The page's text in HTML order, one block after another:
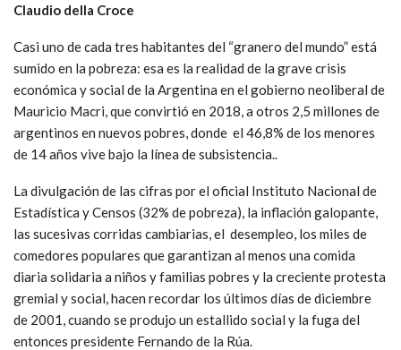
Claudio della Croce
Casi uno de cada tres habitantes del “granero del mundo” está
sumido en la pobreza: esa es la realidad de la grave crisis
económica y social de la Argentina en el gobierno neoliberal de
Mauricio Macri, que convirtió en 2018, a otros 2,5 millones de
argentinos en nuevos pobres, donde el 46,8% de los menores
de 14 años vive bajo la línea de subsistencia..
La divulgación de las cifras por el oficial Instituto Nacional de
Estadística y Censos (32% de pobreza), la inflación galopante,
las sucesivas corridas cambiarias, el desempleo, los miles de
comedores populares que garantizan al menos una comida
diaria solidaria a niños y familias pobres y la creciente protesta
gremial y social, hacen recordar los últimos días de diciembre
de 2001, cuando se produjo un estallido social y la fuga del
entonces presidente Fernando de la Rúa.